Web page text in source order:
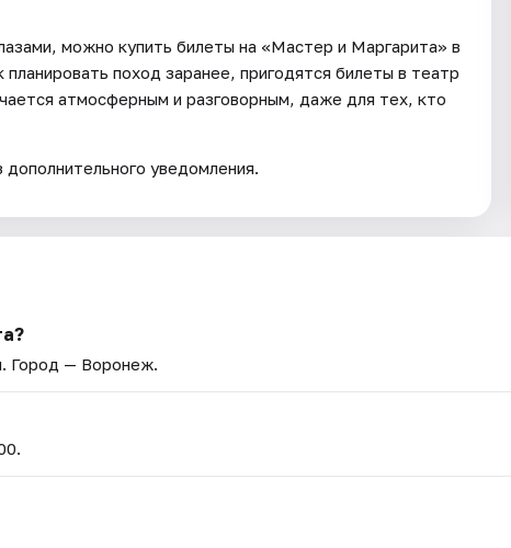
можно купить билеты на «Мастер и Маргарита» в
поход заранее, пригодятся билеты в театр
атмосферным и разговорным, даже для тех, кто
уведомления.
. Город — Воронеж.